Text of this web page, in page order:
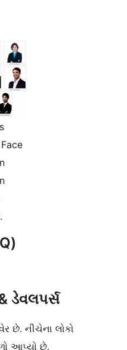
ડેવલપર્સ
છે. નીચેના લોકો
આપ્યો છે.